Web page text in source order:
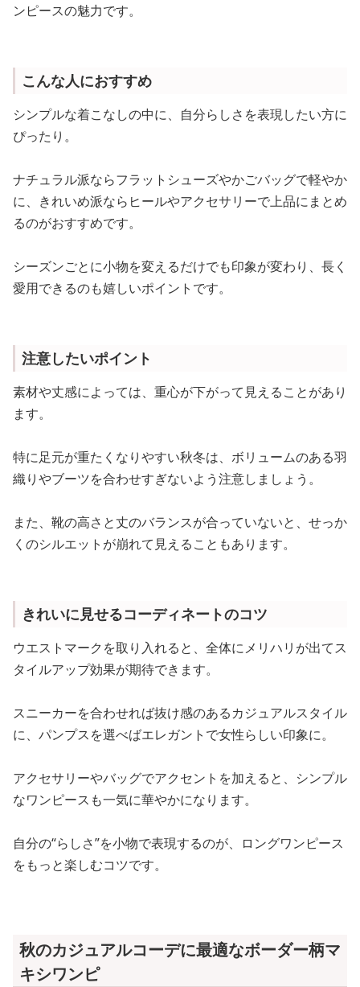
ンピースの魅力です。
こんな人におすすめ
シンプルな着こなしの中に、自分らしさを表現したい方に
ぴったり。
ナチュラル派ならフラットシューズやかごバッグで軽やか
に、きれいめ派ならヒールやアクセサリーで上品にまとめ
るのがおすすめです。
シーズンごとに小物を変えるだけでも印象が変わり、長く
愛用できるのも嬉しいポイントです。
注意したいポイント
素材や丈感によっては、重心が下がって見えることがあり
ます。
特に足元が重たくなりやすい秋冬は、ボリュームのある羽
織りやブーツを合わせすぎないよう注意しましょう。
また、靴の高さと丈のバランスが合っていないと、せっか
くのシルエットが崩れて見えることもあります。
きれいに見せるコーディネートのコツ
ウエストマークを取り入れると、全体にメリハリが出てス
タイルアップ効果が期待できます。
スニーカーを合わせれば抜け感のあるカジュアルスタイル
に、パンプスを選べばエレガントで女性らしい印象に。
アクセサリーやバッグでアクセントを加えると、シンプル
なワンピースも一気に華やかになります。
自分の“らしさ”を小物で表現するのが、ロングワンピース
をもっと楽しむコツです。
秋のカジュアルコーデに最適なボーダー柄マ
キシワンピ